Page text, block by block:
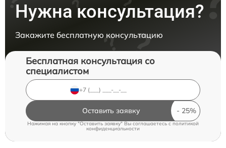
Нужна консультация?
Закажите бесплатную консультацию
Бесплатная консультация со
специалистом
Оставить заявку
Нажимая на кнопку "Оставить заявку" Вы соглашаетесь cполитикой
конфиденциальности